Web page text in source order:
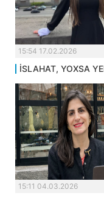
15:54 17.02.2026
İSLAHAT, YOXSA
15:11 04.03.2026